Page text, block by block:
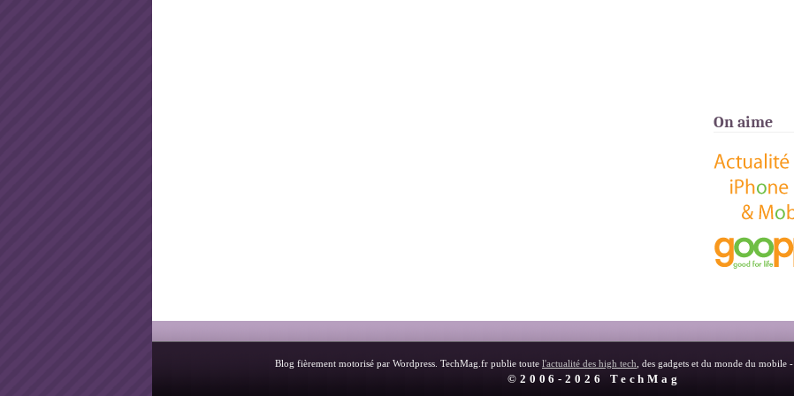
On aime
Blog fièrement motorisé par Wordpress. TechMag.fr publie toute l'actualité des high tech , des gadgets et du monde du mobile -
©2006-2026 TechMag